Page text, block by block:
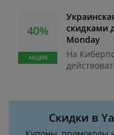
40%
АКЦИЯ
скидками
Monday
На
Скидки в